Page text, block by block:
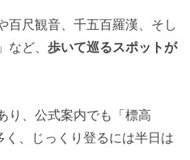
百尺観音、千五百羅漢、そし
ど、 歩いて巡るスポットが
り、公式案内でも「標高
、じっくり登るには半日は